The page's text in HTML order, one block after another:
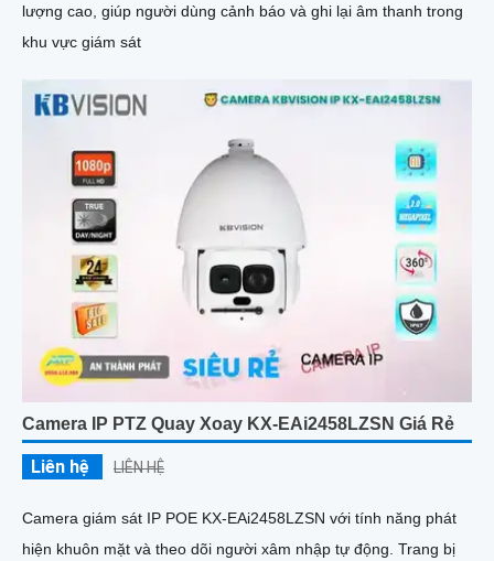
lượng cao, giúp người dùng cảnh báo và ghi lại âm thanh trong
khu vực giám sát
Camera IP PTZ Quay Xoay KX-EAi2458LZSN Giá Rẻ
Liên hệ LIÊN HỆ
Camera giám sát IP POE KX-EAi2458LZSN với tính năng phát
hiện khuôn mặt và theo dõi người xâm nhập tự động. Trang bị